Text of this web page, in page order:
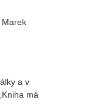
Marek
a v
má